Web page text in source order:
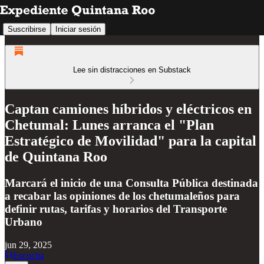
Suscribirse Iniciar sesión
Lee sin distracciones en Substack
Captan camiones híbridos y eléctricos en
Chetumal: Lunes arranca el "Plan
Estratégico de Movilidad" para la capital
de Quintana Roo
Marcará el inicio de una Consulta Pública destinada
a recabar las opiniones de los chetumaleños para
definir rutas, tarifas y horarios del Transporte
Urbano
jun 29, 2025
Escucha